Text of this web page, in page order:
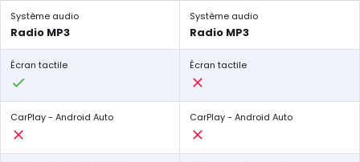
Système audio
Radio MP3
Système audio
Radio MP3
Écran tactile Écran tactile
CarPlay - Android Auto CarPlay - Android Auto